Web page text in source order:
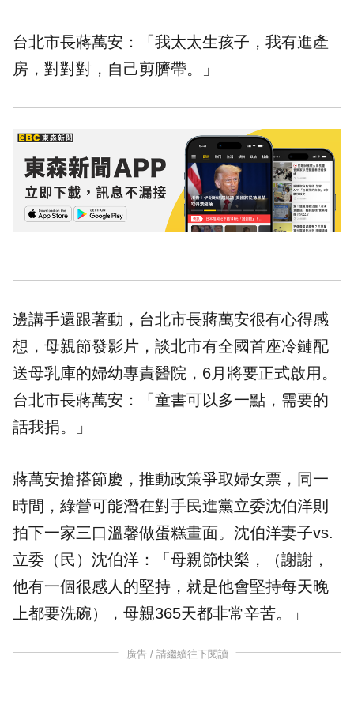
台北市長蔣萬安：「我太太生孩子，我有進產
房，對對對，自己剪臍帶。」
邊講手還跟著動，台北市長蔣萬安很有心得感
想，母親節發影片，談北市有全國首座冷鏈配
送母乳庫的婦幼專責醫院，6月將要正式啟用。
台北市長蔣萬安：「童書可以多一點，需要的
話我捐。」
蔣萬安搶搭節慶，推動政策爭取婦女票，同一
時間，綠營可能潛在對手民進黨立委沈伯洋則
拍下一家三口溫馨做蛋糕畫面。沈伯洋妻子vs.
立委（民）沈伯洋：「母親節快樂，（謝謝，
他有一個很感人的堅持，就是他會堅持每天晚
上都要洗碗），母親365天都非常辛苦。」
廣告 / 請繼續往下閱讀